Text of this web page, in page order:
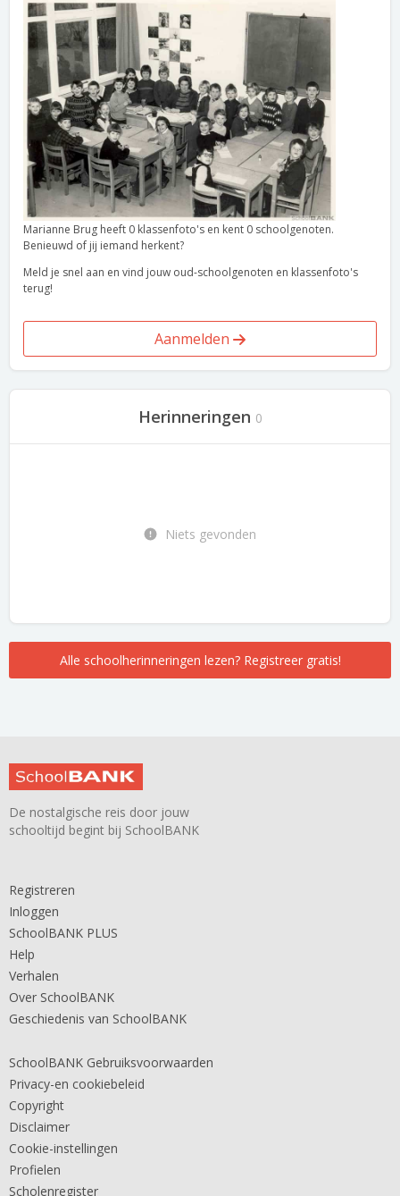
Marianne Brug heeft 0 klassenfoto's en kent 0 schoolgenoten.
Benieuwd of jij iemand herkent?
Meld je snel aan en vind jouw oud-schoolgenoten en klassenfoto's
terug!
Aanmelden
Herinneringen 0
Niets gevonden
Alle schoolherinneringen lezen? Registreer gratis!
De nostalgische reis door jouw
schooltijd begint bij SchoolBANK
Registreren
Inloggen
SchoolBANK PLUS
Help
Verhalen
Over SchoolBANK
Geschiedenis van SchoolBANK
SchoolBANK Gebruiksvoorwaarden
Privacy-en cookiebeleid
Copyright
Disclaimer
Cookie-instellingen
Profielen
Scholenregister